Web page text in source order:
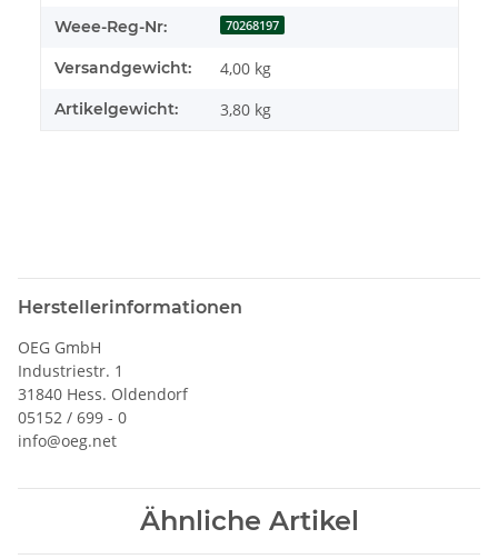
Weee-Reg-Nr: 70268197
Versandgewicht: 4,00 kg
Artikelgewicht: 3,80 kg
Herstellerinformationen
OEG GmbH
Industriestr. 1
31840 Hess. Oldendorf
05152 / 699 - 0
info@oeg.net
Ähnliche Artikel